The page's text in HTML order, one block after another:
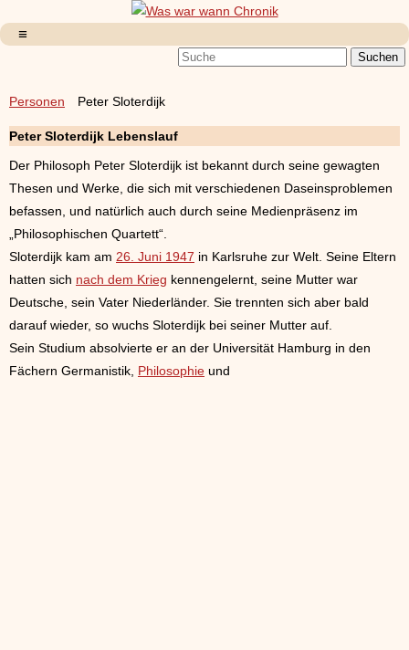
Personen Peter Sloterdijk
Peter Sloterdijk Lebenslauf
Der Philosoph Peter Sloterdijk ist bekannt durch seine gewagten
Thesen und Werke, die sich mit verschiedenen Daseinsproblemen
befassen, und natürlich auch durch seine Medienpräsenz im
„Philosophischen Quartett“.
Sloterdijk kam am 26. Juni 1947 in Karlsruhe zur Welt. Seine Eltern
hatten sich nach dem Krieg kennengelernt, seine Mutter war
Deutsche, sein Vater Niederländer. Sie trennten sich aber bald
darauf wieder, so wuchs Sloterdijk bei seiner Mutter auf.
Sein Studium absolvierte er an der Universität Hamburg in den
Fächern Germanistik, Philosophie und